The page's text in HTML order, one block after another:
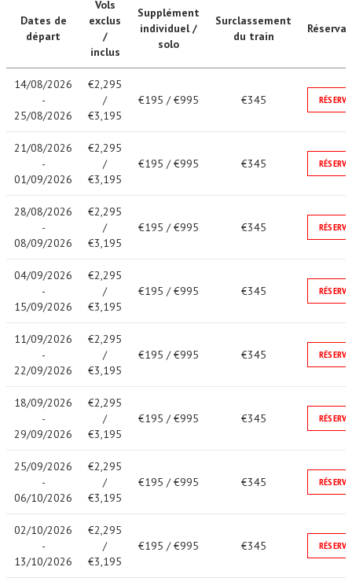
Dates de
départ
Vols
exclus
/
inclus
Supplément
individuel /
solo
Surclassement
du train
14/08/2026
-
25/08/2026
€2,295
/
€3,195
€195 / €995 €345
21/08/2026
-
01/09/2026
€2,295
/
€3,195
€195 / €995 €345
28/08/2026
-
08/09/2026
€2,295
/
€3,195
€195 / €995 €345
04/09/2026
-
15/09/2026
€2,295
/
€3,195
€195 / €995 €345
11/09/2026
-
22/09/2026
€2,295
/
€3,195
€195 / €995 €345
18/09/2026
-
29/09/2026
€2,295
/
€3,195
€195 / €995 €345
25/09/2026
-
06/10/2026
€2,295
/
€3,195
€195 / €995 €345
02/10/2026
-
13/10/2026
€2,295
/
€3,195
€195 / €995 €345